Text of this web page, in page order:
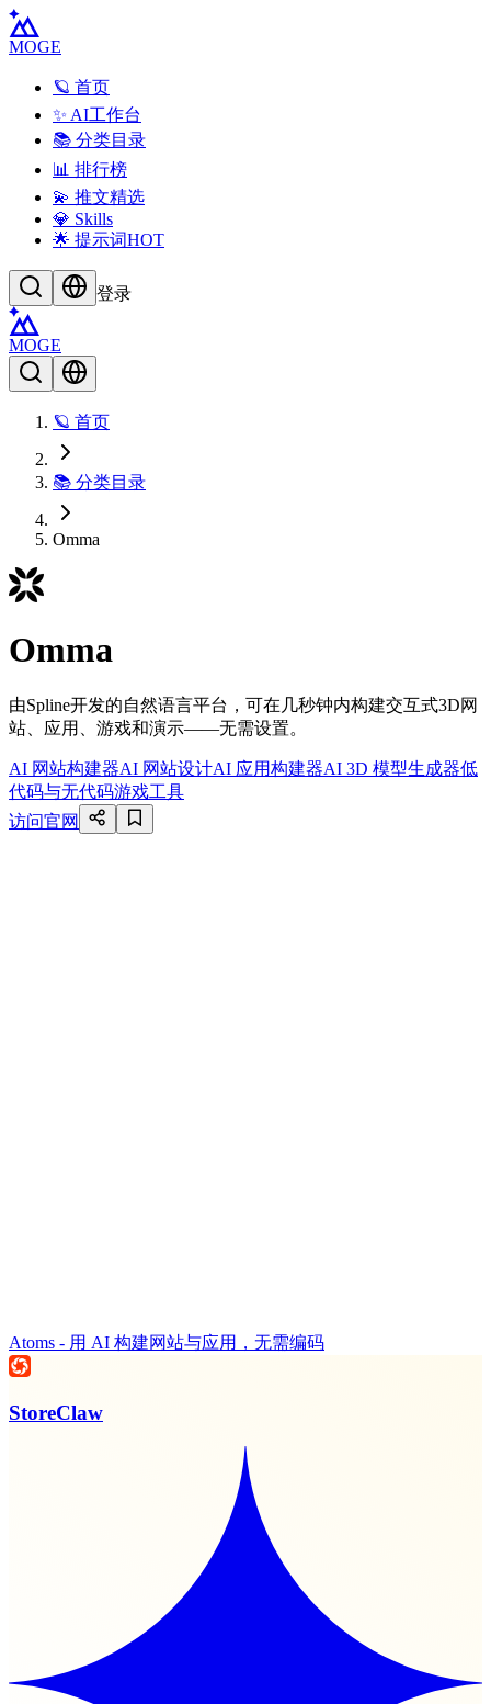
MOGE
🪐 首页
✨ AI工作台
📚 分类目录
📊 排行榜
💫 推文精选
💎 Skills
🌟 提示词HOT
登录
MOGE
🪐 首页
📚 分类目录
Omma
Omma
由Spline开发的自然语言平台，可在几秒钟内构建交互式3D网
站、应用、游戏和演示——无需设置。
AI 网站构建器AI 网站设计AI 应用构建器AI 3D 模型生成器低
代码与无代码游戏工具
访问官网
Atoms - 用 AI 构建网站与应用，无需编码
StoreClaw